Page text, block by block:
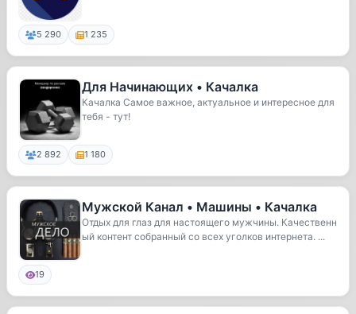
5 290 1 235
Для Начинающих • Качалка
Качалка Самое важное, актуальное и интересное для
тебя - тут!
2 892 1 180
Мужской Канал • Машины • Качалка
Отдых для глаз для настоящего мужчины. Качественн
ый контент собранный со всех уголков интернета. ...
19